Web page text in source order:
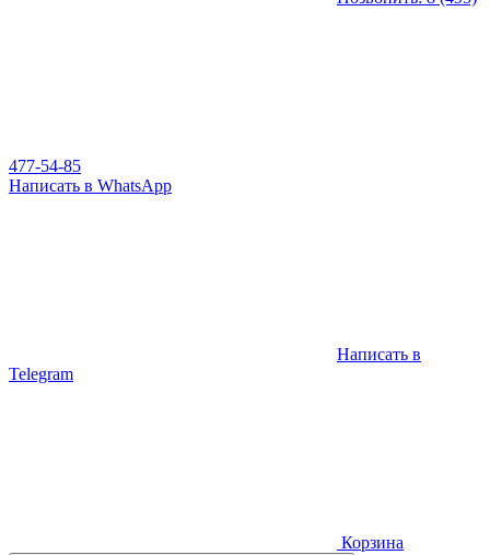
477-54-85
Написать в WhatsApp
Написать в
Telegram
Корзина